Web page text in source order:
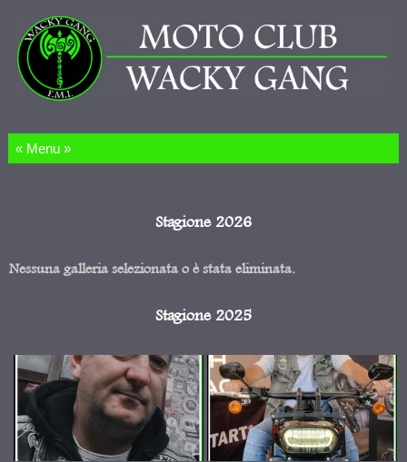
Salta al contenuto
Stagione 2026
Nessuna galleria selezionata o è stata eliminata.
Stagione 2025